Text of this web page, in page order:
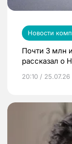
Новости
Почти 3 млн
рассказал о
20:10 / 25.07.26